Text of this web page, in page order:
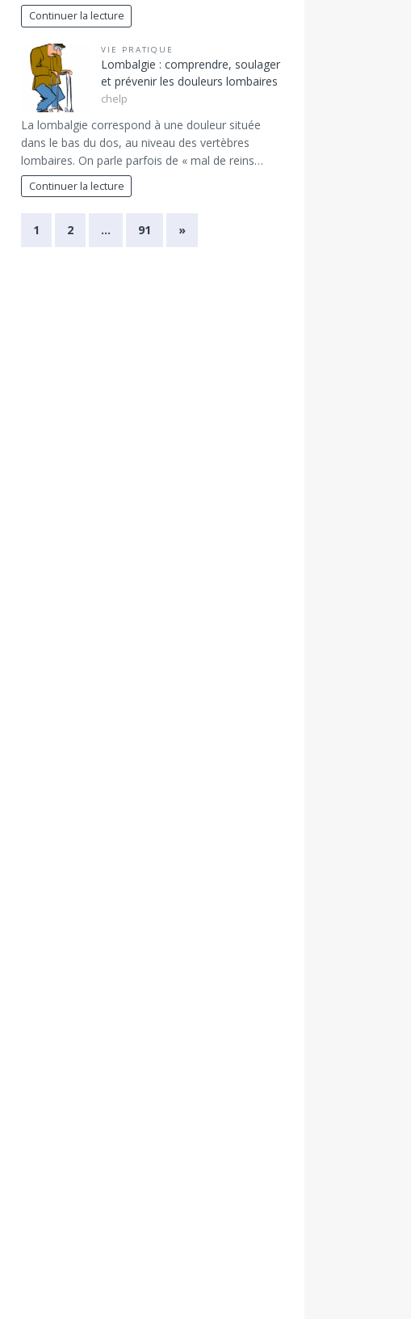
Continuer la lecture
VIE PRATIQUE
Lombalgie : comprendre, soulager
et prévenir les douleurs lombaires
chelp
La lombalgie correspond à une douleur située
dans le bas du dos, au niveau des vertèbres
lombaires. On parle parfois de « mal de reins…
Continuer la lecture
1 2 … 91 »